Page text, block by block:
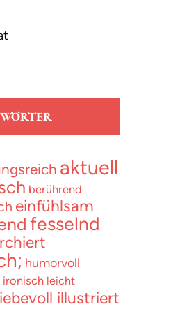
aktuell
berührend
einfühlsam
fesselnd
humorvoll
ironisch leicht
illustriert